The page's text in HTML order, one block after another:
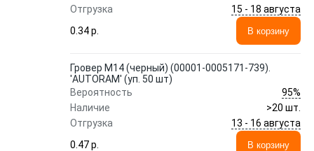
Отгрузка
15 - 18 августа
0.34 p.
В корзину
Гровер М14 (черный) (00001-0005171-739).
'AUTORAM' (уп. 50 шт)
Вероятность
95%
Наличие
>20 шт.
Отгрузка
13 - 16 августа
0.47 p.
В корзину